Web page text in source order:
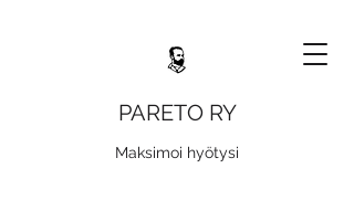
PARETO RY
Maksimoi hyötysi